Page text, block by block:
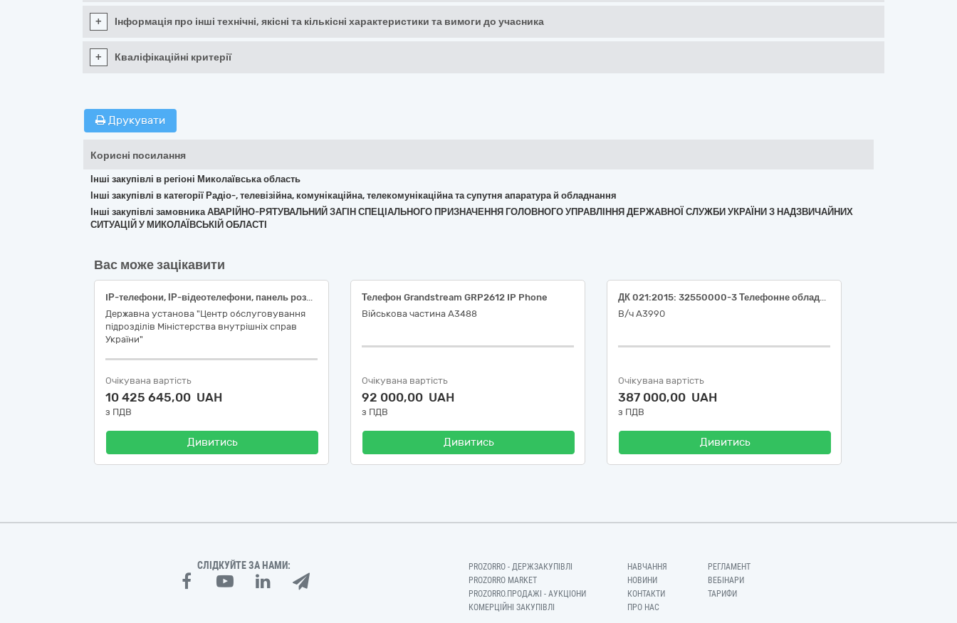
+ Інформація про інші технічні, якісні та кількісні характеристики та вимоги до учасника
+ Кваліфікаційні критерії
Друкувати
Корисні посилання
Інші закупівлі в регіоні Миколаївська область
Інші закупівлі в категорії Радіо-, телевізійна, комунікаційна, телекомунікаційна та супутня апаратура й обладнання
Інші закупівлі замовника АВАРІЙНО-РЯТУВАЛЬНИЙ ЗАГІН СПЕЦІАЛЬНОГО ПРИЗНАЧЕННЯ ГОЛОВНОГО УПРАВЛІННЯ ДЕРЖАВНОЇ СЛУЖБИ УКРАЇНИ З НАДЗВИЧАЙНИХ
СИТУАЦІЙ У МИКОЛАЇВСЬКІЙ ОБЛАСТІ
Вас може зацікавити
IР-телефони, ІР-відеотелефони, панель розширення
Державна установа "Центр обслуговування
підрозділів Міністерства внутрішніх справ
України"
Очікувана вартість
10 425 645,00 UAH
з ПДВ
Дивитись
Телефон Grandstream GRP2612 IP Phone
Військова частина А3488
Очікувана вартість
92 000,00 UAH
з ПДВ
Дивитись
ДК 021:2015: 32550000-3 Телефонне обладнання
В/ч А3990
Очікувана вартість
387 000,00 UAH
з ПДВ
Дивитись
СЛІДКУЙТЕ ЗА НАМИ:
PROZORRO - ДЕРЖЗАКУПІВЛІ
PROZORRO MARKET
PROZORRO.ПРОДАЖІ - АУКЦІОНИ
КОМЕРЦІЙНІ ЗАКУПІВЛІ
НАВЧАННЯ
НОВИНИ
КОНТАКТИ
ПРО НАС
РЕГЛАМЕНТ
ВЕБІНАРИ
ТАРИФИ